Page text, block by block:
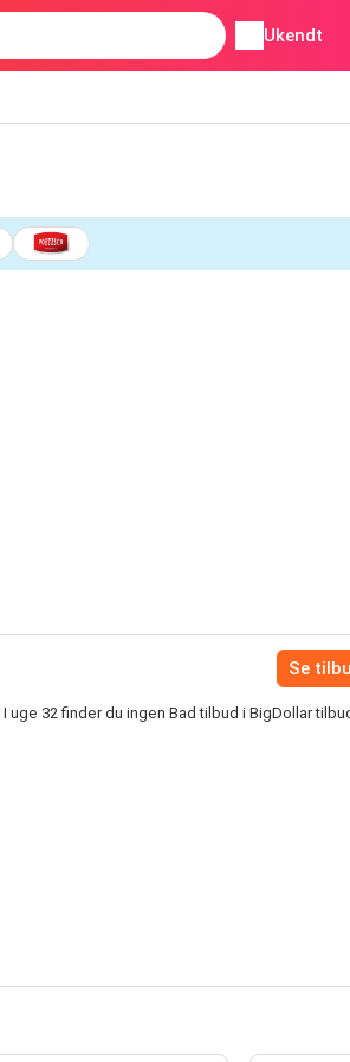
Ukendt
Se
I uge 32 finder du ingen Bad tilbud i BigDollar